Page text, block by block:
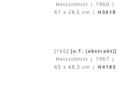
Holzschnitt | 1960 |
61 x 28,5 cm |
H3618
[160] [o.T. (abstrakt)]
Holzschnitt | 1967 |
65 x 48,3 cm |
H4183